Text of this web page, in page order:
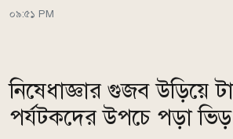
০৯:৫১ PM
নিষেধাজ্ঞার গুজব উড়িয়ে
পর্যটকদের উপচে পড়া ভিড়